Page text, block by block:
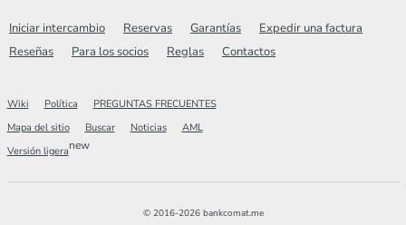
Iniciar intercambio Reservas Garantías
Expedir una factura
Reseñas
Para los socios Reglas Contactos
Wiki Política
PREGUNTAS FRECUENTES
Mapa del sitio
Buscar Noticias
AML
Versión ligeranew
© 2016-2026 bankcomat.me